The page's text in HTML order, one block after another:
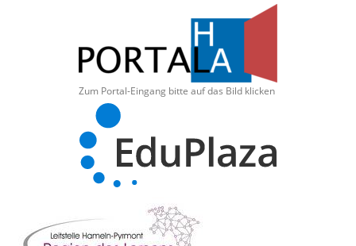
Zum Portal-Eingang bitte auf das Bild klicken